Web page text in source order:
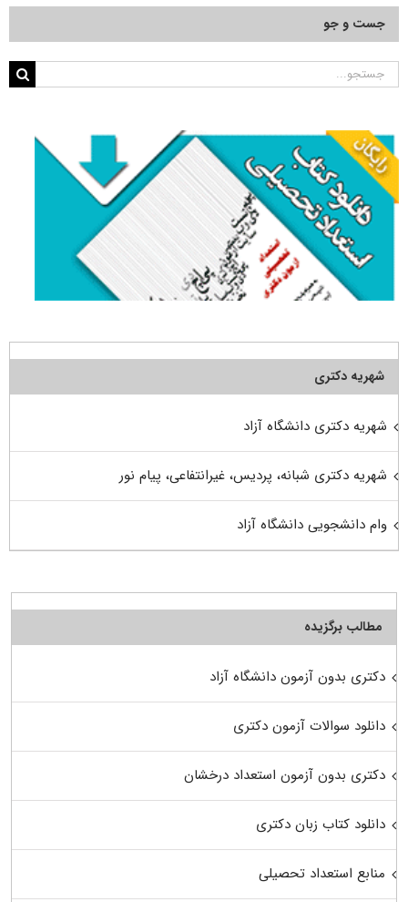
جست و جو
جستجو
شهریه دکتری
شهریه دکتری دانشگاه آزاد
شهریه دکتری شبانه، پردیس، غیرانتفاعی، پیام نور
وام دانشجویی دانشگاه آزاد
مطالب برگزیده
دکتری بدون آزمون دانشگاه آزاد
دانلود سوالات آزمون دکتری
دکتری بدون آزمون استعداد درخشان
دانلود کتاب زبان دکتری
منابع استعداد تحصیلی